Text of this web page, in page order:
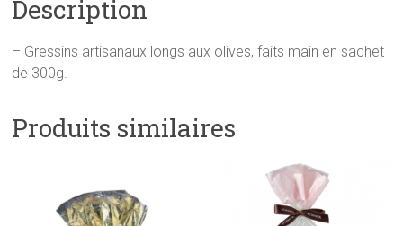
Description
– Gressins artisanaux longs aux olives, faits main en sachet
de 300g.
Produits similaires